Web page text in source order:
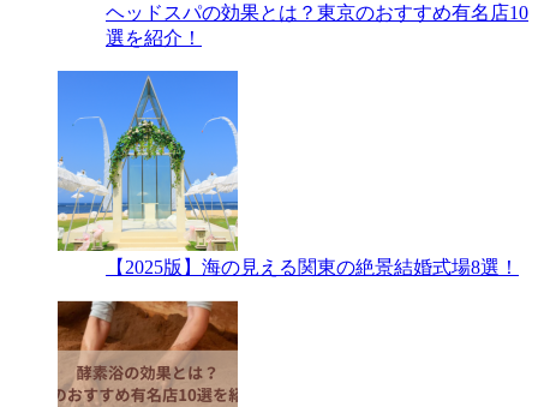
ヘッドスパの効果とは？東京のおすすめ有名店10
選を紹介！
【2025版】海の見える関東の絶景結婚式場8選！